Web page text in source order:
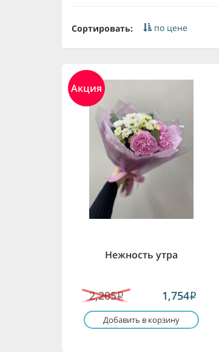
Сортировать: по цене
Акция
Нежность утра
2,205i 1,754i
Добавить в корзину